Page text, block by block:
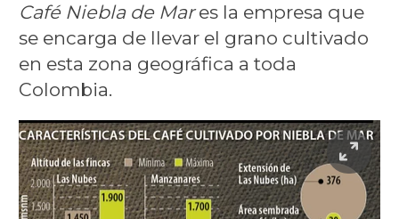
Café Niebla de Mares la empresa que
se encarga de llevar el grano cultivado
en esta zona geográfica a toda
Colombia.